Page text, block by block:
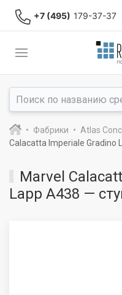
+7 (495) 179-37-37
Фабрики Atlas
Calacatta Imperiale Gradino
Marvel
Lapp A438 —